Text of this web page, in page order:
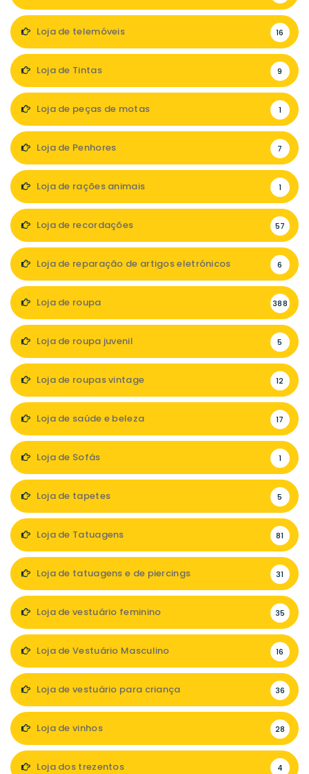
Loja de telemóveis 16
Loja de Tintas 9
Loja de peças de motas 1
Loja de Penhores 7
Loja de rações animais 1
Loja de recordações 57
Loja de reparação de artigos eletrónicos 6
Loja de roupa 388
Loja de roupa juvenil 5
Loja de roupas vintage 12
Loja de saúde e beleza 17
Loja de Sofás 1
Loja de tapetes 5
Loja de Tatuagens 81
Loja de tatuagens e de piercings 31
Loja de vestuário feminino 35
Loja de Vestuário Masculino 16
Loja de vestuário para criança 36
Loja de vinhos 28
Loja dos trezentos 4